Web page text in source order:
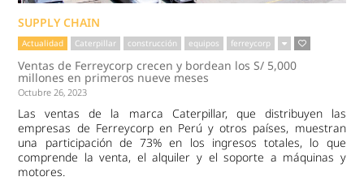
SUPPLY CHAIN
Actualidad Caterpillar construcción equipos ferreycorp
Ventas de Ferreycorp crecen y bordean los S/ 5,000
millones en primeros nueve meses
Octubre 26, 2023
Las ventas de la marca Caterpillar, que distribuyen las
empresas de Ferreycorp en Perú y otros países, muestran
una participación de 73% en los ingresos totales, lo que
comprende la venta, el alquiler y el soporte a máquinas y
motores.